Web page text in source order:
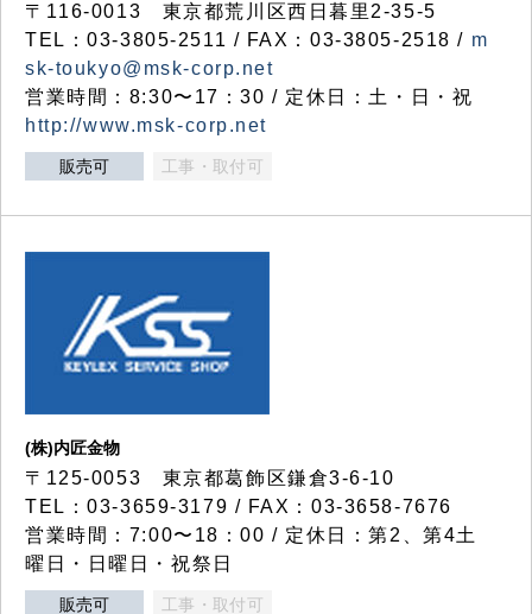
〒116-0013 東京都荒川区西日暮里2-35-5
TEL：03-3805-2511 / FAX：03-3805-2518 / m
sk-toukyo@msk-corp.net
営業時間：8:30〜17：30 / 定休日：土・日・祝
http://www.msk-corp.net
販売可 工事・取付可
(株)内匠金物
〒125-0053 東京都葛飾区鎌倉3-6-10
TEL：03-3659-3179 / FAX：03-3658-7676
営業時間：7:00〜18：00 / 定休日：第2、第4土
曜日・日曜日・祝祭日
販売可 工事・取付可